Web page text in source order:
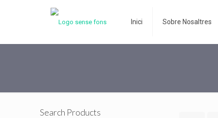
Inici Sobre Nosaltres
Search Products